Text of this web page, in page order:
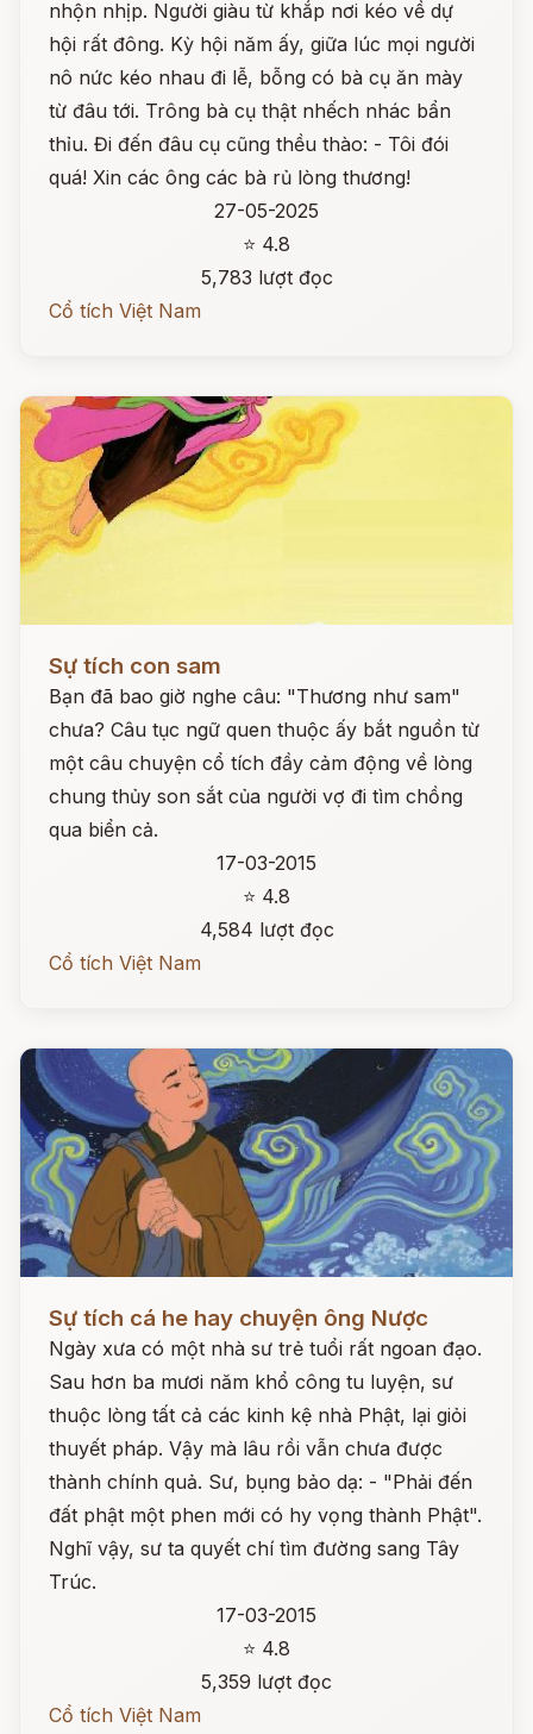
nhộn nhịp. Người giàu từ khắp nơi kéo về dự
hội rất đông. Kỳ hội năm ấy, giữa lúc mọi người
nô nức kéo nhau đi lễ, bỗng có bà cụ ăn mày
từ đâu tới. Trông bà cụ thật nhếch nhác bẩn
thỉu. Đi đến đâu cụ cũng thều thào: - Tôi đói
quá! Xin các ông các bà rủ lòng thương!
27-05-2025
⭐ 4.8
5,783 lượt đọc
Cổ tích Việt Nam
Sự tích con sam
Bạn đã bao giờ nghe câu: "Thương như sam"
chưa? Câu tục ngữ quen thuộc ấy bắt nguồn từ
một câu chuyện cổ tích đầy cảm động về lòng
chung thủy son sắt của người vợ đi tìm chồng
qua biển cả.
17-03-2015
⭐ 4.8
4,584 lượt đọc
Cổ tích Việt Nam
Sự tích cá he hay chuyện ông Nược
Ngày xưa có một nhà sư trẻ tuổi rất ngoan đạo.
Sau hơn ba mươi năm khổ công tu luyện, sư
thuộc lòng tất cả các kinh kệ nhà Phật, lại giỏi
thuyết pháp. Vậy mà lâu rồi vẫn chưa được
thành chính quả. Sư, bụng bảo dạ: - "Phải đến
đất phật một phen mới có hy vọng thành Phật".
Nghĩ vậy, sư ta quyết chí tìm đường sang Tây
Trúc.
17-03-2015
⭐ 4.8
5,359 lượt đọc
Cổ tích Việt Nam